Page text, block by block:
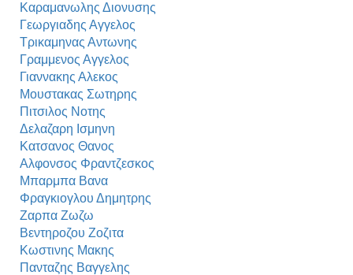
Καραμανωλης Διονυσης
Γεωργιαδης Αγγελος
Τρικαμηνας Αντωνης
Γραμμενος Αγγελος
Γιαννακης Αλεκος
Μουστακας Σωτηρης
Πιτσιλος Νοτης
Δελαζαρη Ισμηνη
Κατσανος Θανος
Αλφονσος Φραντζεσκος
Μπαρμπα Βανα
Φραγκιογλου Δημητρης
Ζαρπα Ζωζω
Βεντηροζου Ζοζιτα
Κωστινης Μακης
Πανταζης Βαγγελης